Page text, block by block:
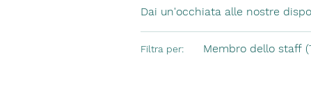
Dai un'occhiata alle nostre
Filtra per: Membro dello staff